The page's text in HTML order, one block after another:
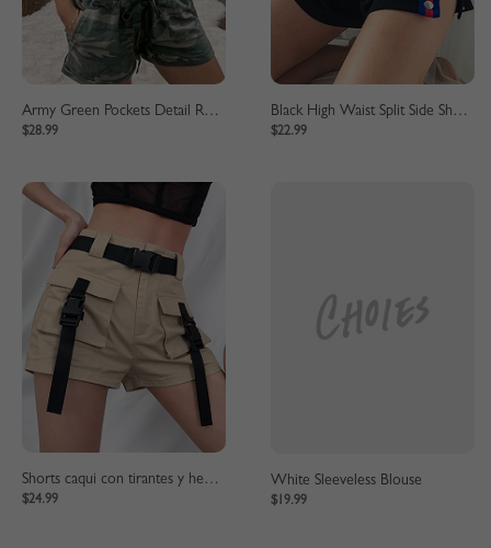
Army Green Pockets Detail Romper Playsuit
$28.99
Black High Waist Split Side Shorts
$22.99
Shorts caqui con tirantes y hebilla de cintura alta
$24.99
White Sleeveless Blouse
$19.99